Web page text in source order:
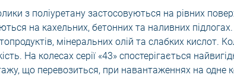
з поліуретану застосовуються на рівних
на кахельних, бетонних та наливних
мінеральних олій та слабких кислот.
На колесах серії «43» спостерігається
що перевозиться, при навантаженнях на одне